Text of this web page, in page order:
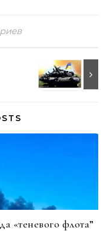
«теневого флота”